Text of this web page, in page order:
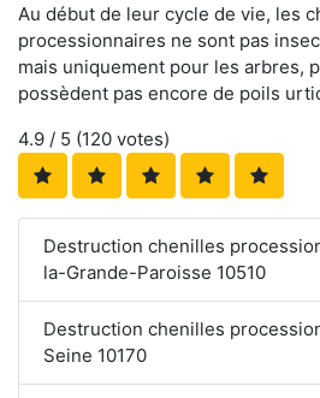
Au début de leur cycle de vie, les
processionnaires ne sont pas
mais uniquement pour les arbres,
possèdent pas encore de poils
4.9 / 5 (120 votes)
Destruction chenilles
la-Grande-Paroisse 10510
Destruction chenilles
Seine 10170